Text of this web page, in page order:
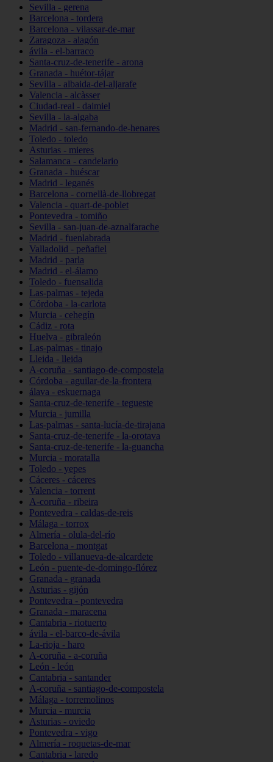
Sevilla - gerena
Barcelona - tordera
Barcelona - vilassar-de-mar
Zaragoza - alagón
ávila - el-barraco
Santa-cruz-de-tenerife - arona
Granada - huétor-tájar
Sevilla - albaida-del-aljarafe
Valencia - alcàsser
Ciudad-real - daimiel
Sevilla - la-algaba
Madrid - san-fernando-de-henares
Toledo - toledo
Asturias - mieres
Salamanca - candelario
Granada - huéscar
Madrid - leganés
Barcelona - cornellà-de-llobregat
Valencia - quart-de-poblet
Pontevedra - tomiño
Sevilla - san-juan-de-aznalfarache
Madrid - fuenlabrada
Valladolid - peñafiel
Madrid - parla
Madrid - el-álamo
Toledo - fuensalida
Las-palmas - tejeda
Córdoba - la-carlota
Murcia - cehegín
Cádiz - rota
Huelva - gibraleón
Las-palmas - tinajo
Lleida - lleida
A-coruña - santiago-de-compostela
Córdoba - aguilar-de-la-frontera
álava - eskuernaga
Santa-cruz-de-tenerife - tegueste
Murcia - jumilla
Las-palmas - santa-lucía-de-tirajana
Santa-cruz-de-tenerife - la-orotava
Santa-cruz-de-tenerife - la-guancha
Murcia - moratalla
Toledo - yepes
Cáceres - cáceres
Valencia - torrent
A-coruña - ribeira
Pontevedra - caldas-de-reis
Málaga - torrox
Almería - olula-del-río
Barcelona - montgat
Toledo - villanueva-de-alcardete
León - puente-de-domingo-flórez
Granada - granada
Asturias - gijón
Pontevedra - pontevedra
Granada - maracena
Cantabria - riotuerto
ávila - el-barco-de-ávila
La-rioja - haro
A-coruña - a-coruña
León - león
Cantabria - santander
A-coruña - santiago-de-compostela
Málaga - torremolinos
Murcia - murcia
Asturias - oviedo
Pontevedra - vigo
Almería - roquetas-de-mar
Cantabria - laredo